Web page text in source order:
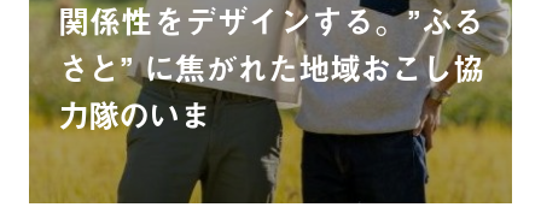
関係性をデザインする。”ふる
さと” に焦がれた地域おこし協
力隊のいま